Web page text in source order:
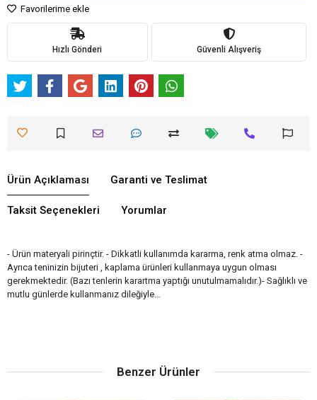
Favorilerime ekle
Hızlı Gönderi Güvenli Alışveriş
Ürün Açıklaması Garanti ve Teslimat
Taksit Seçenekleri Yorumlar
- Ürün materyali pirinçtir. - Dikkatli kullanımda kararma, renk atma olmaz. -
Ayrıca teninizin bijuteri , kaplama ürünleri kullanmaya uygun olması
gerekmektedir. (Bazı tenlerin karartma yaptığı unutulmamalıdır.)- Sağlıklı ve
mutlu günlerde kullanmanız dileğiyle…
Benzer Ürünler